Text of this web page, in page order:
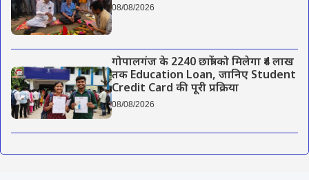
08/08/2026
गोपालगंज के 2240 छात्रों को मिलेगा ₹4 लाख
तक Education Loan, जानिए Student
Credit Card की पूरी प्रक्रिया
08/08/2026